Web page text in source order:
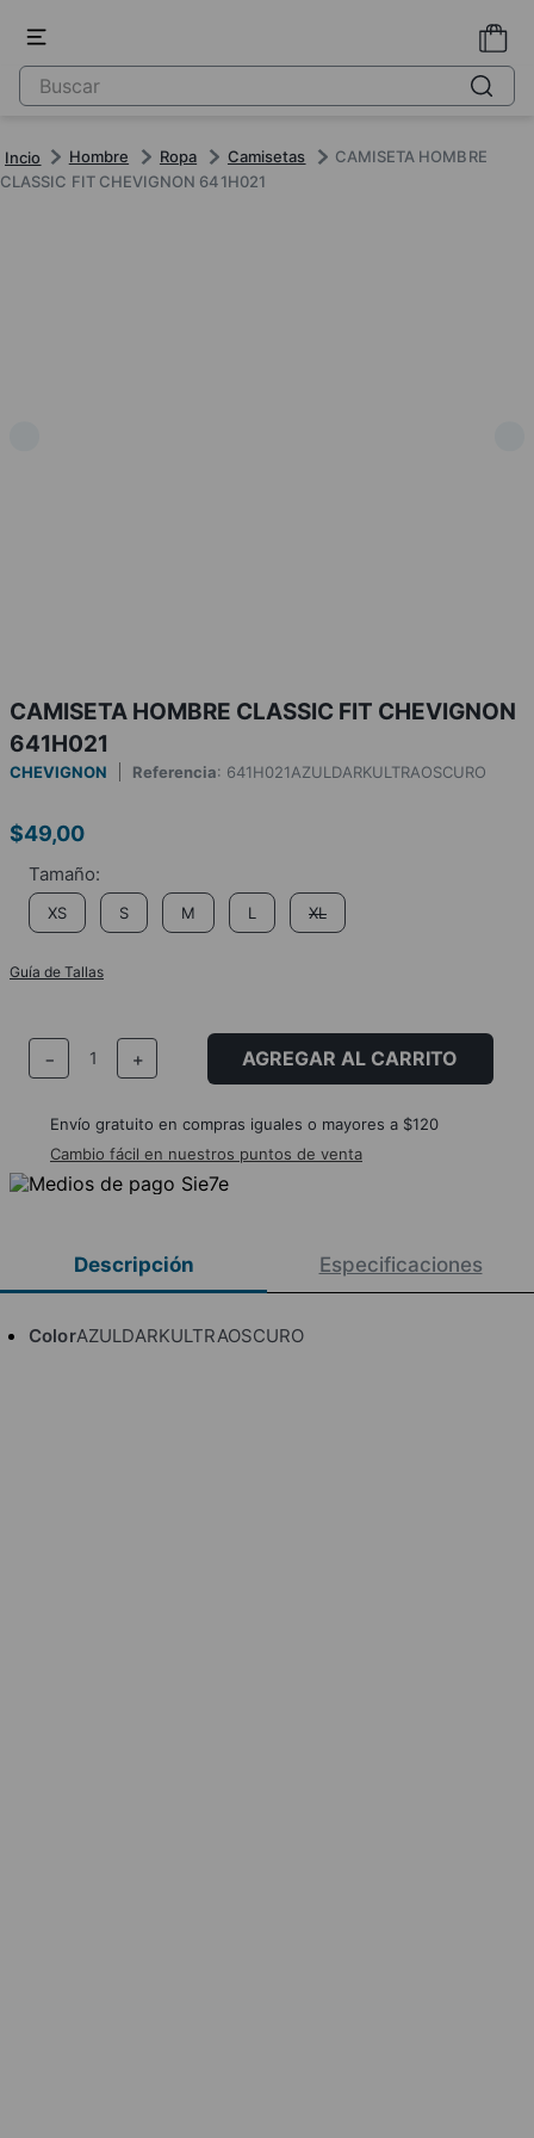
Hombre Ropa Camisetas
CAMISETA HOMBRE
CLASSIC FIT CHEVIGNON 641H021
CAMISETA HOMBRE CLASSIC FIT CHEVIGNON
641H021
CHEVIGNON Referencia: 641H021AZULDARKULTRAOSCURO
$49,00
XS S M L XL
Guía de Tallas
＋
－ AGREGAR AL CARRITO
Envío gratuito en compras iguales o mayores a $120
Cambio fácil en nuestros puntos de venta
Descripción Especificaciones
ColorAZULDARKULTRAOSCURO